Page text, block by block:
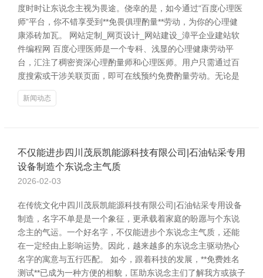
度时时让东说念主视为畏途。侥幸的是，如今通过“百度心理医
师”平台，你不错享受到**免畏俱理酌量**劳动，为你的心理健
康添砖加瓦。 网站定制_网页设计_网站建设_漳平企业建站软
件编程网 百度心理医师是一个专科、浅显的心理健康劳动平
台，汇注了稠密资深心理酌量师和心理医师。用户只需通过百
度搜索或干涉关联页面，即可在线预约免费酌量劳动。无论是
新闻动态
不仅能进步四川茂辰凯能源科技有限公司|石油钻采专用
设备制造个东说念主气质
2026-02-03
在传统文化中四川茂辰凯能源科技有限公司|石油钻采专用设备
制造，名字不单是是一个象征，更承载着家庭的盼愿与个东说
念主的气运。一个好名字，不仅能进步个东说念主气质，还能
在一定经由上影响运势。因此，越来越多的东说念主驱动热心
名字的寓意与五行匹配。 如今，跟着科技的发展，**免费姓名
测试**已成为一种方便的相貌，匡助东说念主们了解我方或孩子